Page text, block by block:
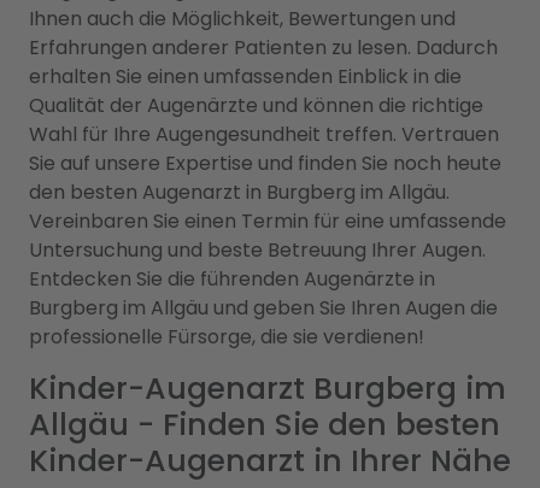
Ihnen auch die Möglichkeit, Bewertungen und
Erfahrungen anderer Patienten zu lesen. Dadurch
erhalten Sie einen umfassenden Einblick in die
Qualität der Augenärzte und können die richtige
Wahl für Ihre Augengesundheit treffen. Vertrauen
Sie auf unsere Expertise und finden Sie noch heute
den besten Augenarzt in Burgberg im Allgäu.
Vereinbaren Sie einen Termin für eine umfassende
Untersuchung und beste Betreuung Ihrer Augen.
Entdecken Sie die führenden Augenärzte in
Burgberg im Allgäu und geben Sie Ihren Augen die
professionelle Fürsorge, die sie verdienen!
Kinder-Augenarzt Burgberg im
Allgäu - Finden Sie den besten
Kinder-Augenarzt in Ihrer Nähe